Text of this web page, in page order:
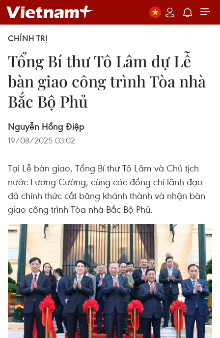
CHÍNH TRỊ
Tổng Bí thư Tô Lâm dự Lễ
bàn giao công trình Tòa nhà
Bắc Bộ Phủ
Nguyễn Hồng Điệp
19/08/2025 03:02
Tại Lễ bàn giao, Tổng Bí thư Tô Lâm và Chủ tịch
nước Lương Cường, cùng các đồng chí lãnh đạo
đã chính thức cắt băng khánh thành và nhận bàn
giao công trình Tòa nhà Bắc Bộ Phủ.